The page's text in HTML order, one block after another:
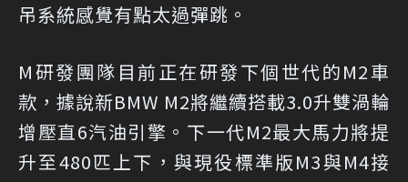
吊系統感覺有點太過彈跳。
M研發團隊目前正在研發下個世代的M2車
款，據說新BMW M2將繼續搭載3.0升雙渦輪
增壓直6汽油引擎。下一代M2最大馬力將提
升至480匹上下，與現役標準版M3與M4接